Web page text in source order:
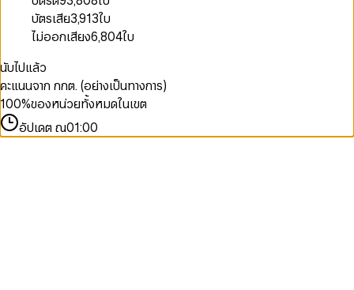
บัตรเสีย3,913ใบ
ไม่ออกเสียง6,804ใบ
นับไปแล้ว
คะแนนจาก กกต. (อย่างเป็นทางการ)
100%ของหน่วยทั้งหมดในเขต
อัปเดต ณ01:00